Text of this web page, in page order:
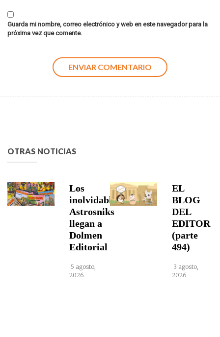
Guarda mi nombre, correo electrónico y web en este navegador para la
próxima vez que comente.
OTRAS NOTICIAS
Los
inolvidables
Astrosniks
llegan a
Dolmen
Editorial
5 agosto,
2026
EL
BLOG
DEL
EDITOR
(parte
494)
3 agosto,
2026